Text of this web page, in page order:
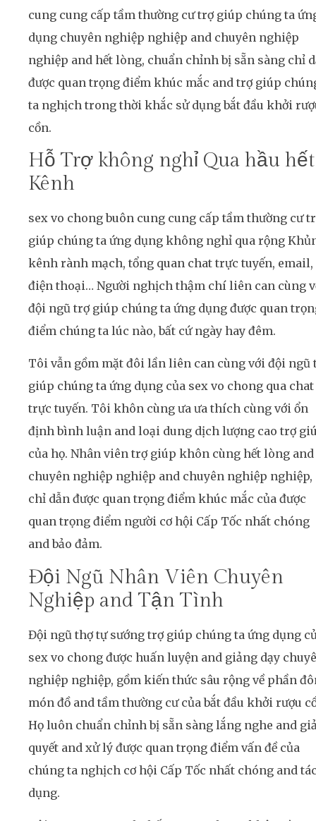
cung cung cấp tầm thường cư trợ giúp chúng ta
dụng chuyên nghiệp nghiệp and chuyên nghiệp
nghiệp and hết lòng, chuẩn chỉnh bị sẵn sàng chỉ
được quan trọng điểm khúc mắc and trợ giúp
ta nghịch trong thời khắc sử dụng bắt đầu khởi
cồn.
Hỗ Trợ không nghỉ Qua hầu hết
Kênh
sex vo chong buôn cung cung cấp tầm thường cư
giúp chúng ta ứng dụng không nghỉ qua rộng
kênh rành mạch, tổng quan chat trực tuyến, email,
điện thoại… Người nghịch thậm chí liên can cùng
đội ngũ trợ giúp chúng ta ứng dụng được quan
điểm chúng ta lúc nào, bất cứ ngày hay đêm.
Tôi vẫn gồm mặt đôi lần liên can cùng với đội ngũ
giúp chúng ta ứng dụng của sex vo chong qua chat
trực tuyến. Tôi khôn cùng ưa ưa thích cùng với ổn
định bình luận and loại dung dịch lượng cao trợ
của họ. Nhân viên trợ giúp khôn cùng hết lòng and
chuyên nghiệp nghiệp and chuyên nghiệp nghiệp,
chỉ dẫn được quan trọng điểm khúc mắc của được
quan trọng điểm người cơ hội Cấp Tốc nhất chóng
and bảo đảm.
Đội Ngũ Nhân Viên Chuyên
Nghiệp and Tận Tình
Đội ngũ thợ tự sướng trợ giúp chúng ta ứng dụng
sex vo chong được huấn luyện and giảng dạy
nghiệp nghiệp, gồm kiến thức sâu rộng về phần
món đồ and tầm thường cư của bắt đầu khởi rượu
Họ luôn chuẩn chỉnh bị sẵn sàng lắng nghe and
quyết and xử lý được quan trọng điểm vấn đề của
chúng ta nghịch cơ hội Cấp Tốc nhất chóng and
dụng.